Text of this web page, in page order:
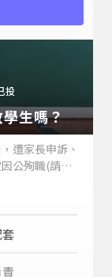
投
生嗎？
遭家長申訴、
公殉職(請見